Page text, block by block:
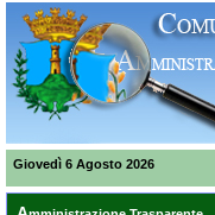
Giovedì 6 Agosto 2026